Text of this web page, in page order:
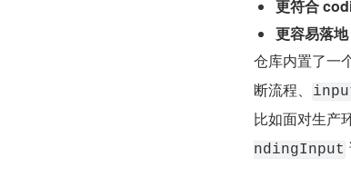
更符合
更容易落地
仓库内置了一
断流程、
比如面对生产
ndingInput